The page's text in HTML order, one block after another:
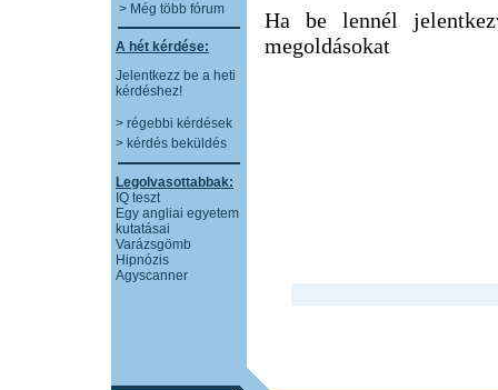
> Még több fórum
A hét kérdése:
Jelentkezz be a heti
kérdéshez!
> régebbi kérdések
> kérdés beküldés
Legolvasottabbak:
IQ teszt
Egy angliai egyetem
kutatásai
Varázsgömb
Hipnózis
Agyscanner
Ha be lennél
megoldásokat